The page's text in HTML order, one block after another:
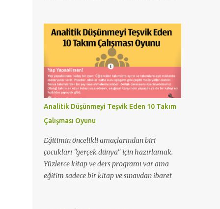
ardından bir hareket, şekil ya da mimik
yapar. Ardından tüm oyuncularla o kişinin
ismi yüksek sesle söylenir ve hareketi
yapılır. Ardın ikinci sıradaki oyuncu adını
söyler ve ardından bir hareket, şekil ya da
mimik yapar. Yine daha sonra Ardından tüm
oyuncularla o kişinin ismi yüksek sesle
söylenir ve hareketi yapılır. Oyuncuların
hepsi isimlerini ve hareketlerini bitirdikten
sonra sırayla herkesin adı söylenir ve
hareketi yapılır. Öneri: Bu oyun “isim ve
hareket” dışında; “isim ve hayvan sesi”,
“isim ve meyve” gibi farklı şekillerde de
Sınıf içi / Dış mekan Açıklama: Tüm
Analitik Düşünmeyi Teşvik Eden 10 Takım
Çalışması Oyunu
Eğitimin öncelikli amaçlarından biri
çocukları "gerçek dünya" için hazırlamak.
Yüzlerce kitap ve ders programı var ama
eğitim sadece bir kitap ve sınavdan ibaret